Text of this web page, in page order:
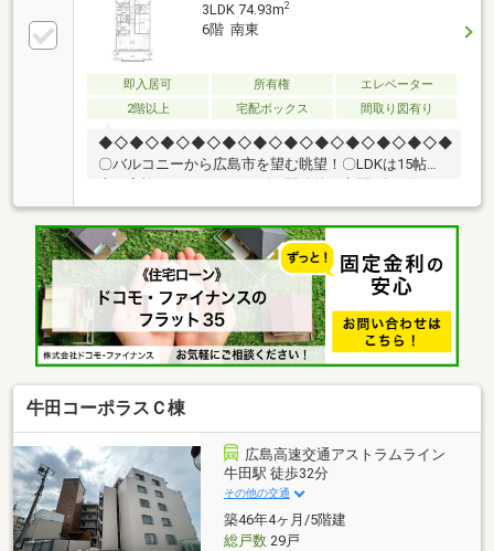
3LDK 74.93m2
6階 南東
即入居可 所有権
エレベーター
2階以上
宅配ボックス 間取り図有り
◆◇◆◇◆◇◆◇◆◇◆◇◆◇◆◇◆◇◆◇◆◇◆
〇バルコニーから広島市を望む眺望！〇LDKは15帖以
な改装も可能な現状渡し物件！好みのリノベーション
や家具新調可能♪〇駐車場は1戸に1台確約！
◆◇◆◇◆◇◆◇◆◇◆◇◆◇◆◇◆◇◆◇◆◇◆
ご内覧ご希望の方は「SUUMOを見た」で082-532-
5533のJDCまでお電話ください。その他、資料などご
質問等もご遠慮なくお問い合わせください。皆様のお
問い合わせJDC一同、心よりお待ちしております。
牛田コーポラスＣ棟
広島高速交通アストラムライン
牛田駅 徒歩32分
その他の交通
築46年4ヶ月/5階建
総戸数29戸